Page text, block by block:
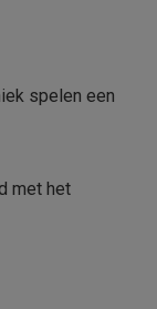
spelen een
met het